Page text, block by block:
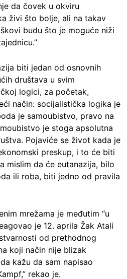
da čovek u okviru
živi što bolje, ali na takav
budu što je moguće niži
biti jedan od osnovnih
društava u svim
logici, za početak,
način: socijalistička logika je
je samoubistvo, pravo na
je stoga apsolutna
Pojaviće se život kada je
preskup, i to će biti
mislim da će eutanazija, bilo
ili roba, biti jedno od pravila
mrežama je međutim “u
je 12. aprila Žak Atali
od prethodnog
koji način nije blizak
kažu da sam napisao
rekao je.